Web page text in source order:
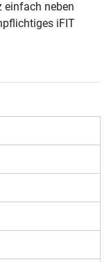
einfach neben
iFIT